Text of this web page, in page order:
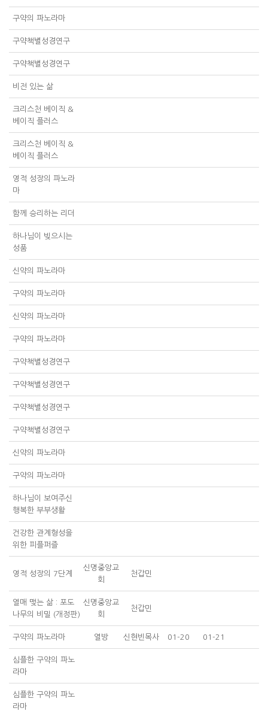
구약의 파노라마
구약책별성경연구
구약책별성경연구
비전 있는 삶
크리스천 베이직 &
베이직 플러스
크리스천 베이직 &
베이직 플러스
영적 성장의 파노라
마
함께 승리하는 리더
하나님이 빚으시는
성품
신약의 파노라마
구약의 파노라마
신약의 파노라마
구약의 파노라마
구약책별성경연구
구약책별성경연구
구약책별성경연구
구약책별성경연구
신약의 파노라마
구약의 파노라마
하나님이 보여주신
행복한 부부생활
건강한 관계형성을
위한 피플퍼즐
영적 성장의 7단계
신명중앙교
회
천갑민
열매 맺는 삶 : 포도
나무의 비밀 (개정판)
신명중앙교
회
천갑민
구약의 파노라마 열방 신현빈목사 01-20 01-21
심플한 구약의 파노
라마
심플한 구약의 파노
라마